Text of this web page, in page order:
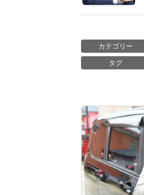
カテゴリー
タグ